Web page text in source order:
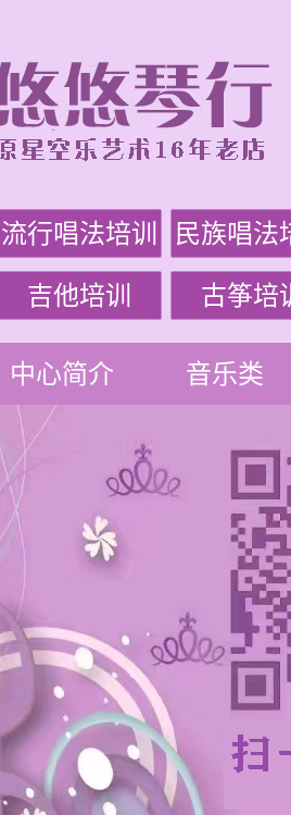
流行唱法培训 民族唱法
吉他培训 古筝培
中心简介 音乐类